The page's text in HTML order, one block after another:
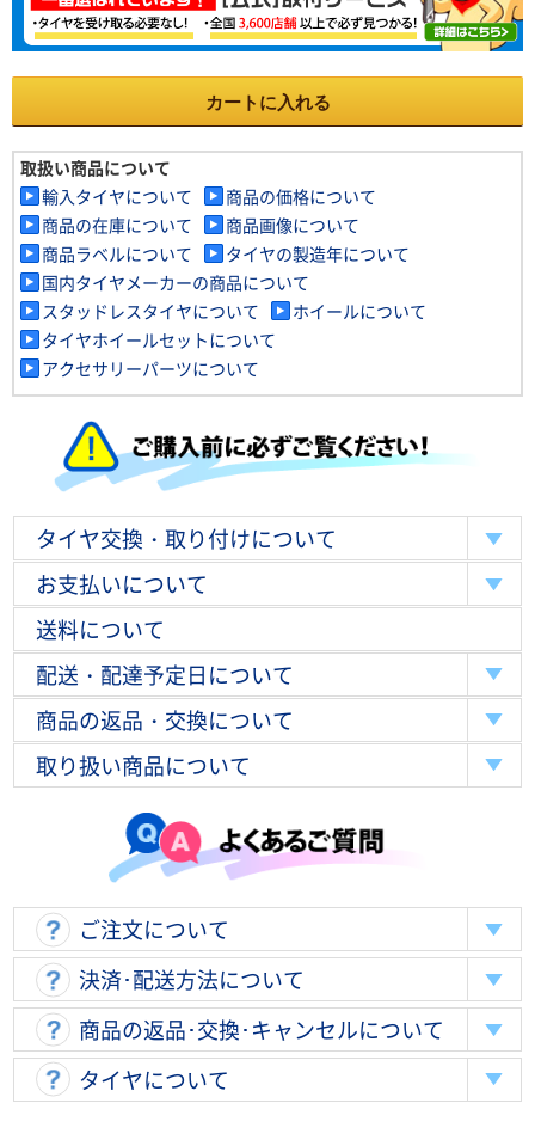
カートに入れる
取扱い商品について
輸入タイヤについて
商品の価格について
商品の在庫について
商品画像について
商品ラベルについて
タイヤの製造年について
国内タイヤメーカーの商品について
スタッドレスタイヤについて
ホイールについて
タイヤホイールセットについて
アクセサリーパーツについて
タイヤ交換・取り付けについて
お支払いについて
送料について
配送・配達予定日について
商品の返品・交換について
取り扱い商品について
ご注文について
決済･配送方法について
商品の返品･交換･キャンセルについて
タイヤについて